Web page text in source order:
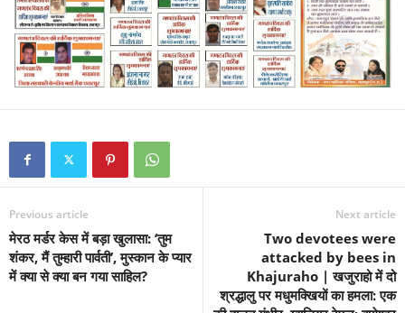
Previous article
मेरठ मर्डर केस में बड़ा खुलासा: ‘तुम
शंकर, मैं तुम्हारी पार्वती’, मुस्कान के प्यार
में क्या से क्या बन गया साहिल?
Next article
Two devotees were
attacked by bees in
Khajuraho | खजुराहो में दो
श्रद्धालु पर मधुमक्खियों का हमला: एक